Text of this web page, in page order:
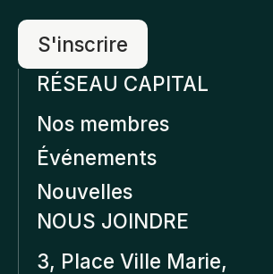
RÉSEAU CAPITAL
Nos membres
Événements
Nouvelles
NOUS JOINDRE
3, Place Ville Marie,